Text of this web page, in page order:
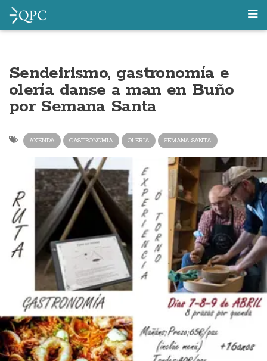
Sendeirismo, gastronomía e
olería danse a man en Buño
por Semana Santa
AXENDA GASTRONOMIA OLERIA SEMANA SANTA